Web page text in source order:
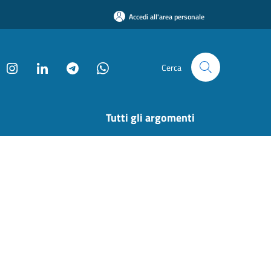
Accedi all'area personale
Cerca
Tutti gli argomenti